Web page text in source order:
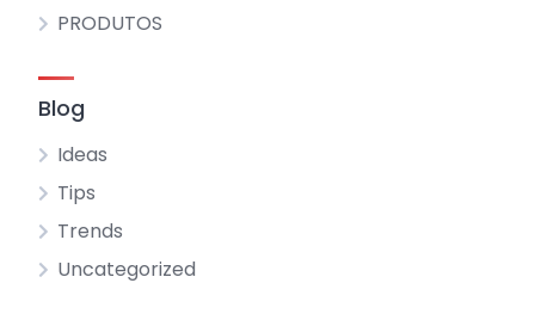
PRODUTOS
Blog
Ideas
Tips
Trends
Uncategorized